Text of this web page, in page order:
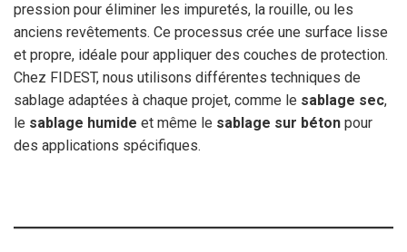
pression pour éliminer les impuretés, la rouille, ou les
anciens revêtements. Ce processus crée une surface lisse
et propre, idéale pour appliquer des couches de protection.
Chez FIDEST, nous utilisons différentes techniques de
sablage adaptées à chaque projet, comme le sablage sec,
le sablage humide et même le sablage sur béton pour
des applications spécifiques.